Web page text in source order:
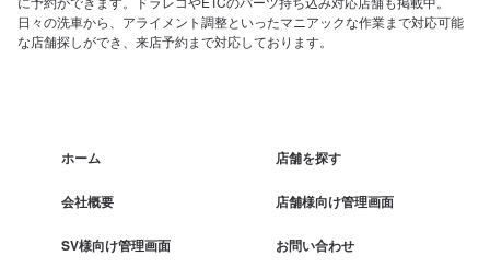
日々の洗車から、アライメント調整といったマニアックな作業まで対応可能
な店舗探しができ、来店予約まで対応しております。
ホーム 店舗を探す
会社概要 店舗様向け管理画面
SV様向け管理画面 お問い合わせ